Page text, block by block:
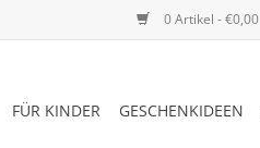
0 Artikel - €0,00
FÜR KINDER GESCHENKIDEEN